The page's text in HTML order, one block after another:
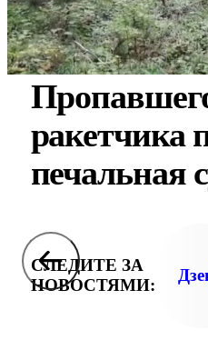
ракетчика
печальная
СЛЕДИТЕ ЗА
НОВОСТЯМИ: